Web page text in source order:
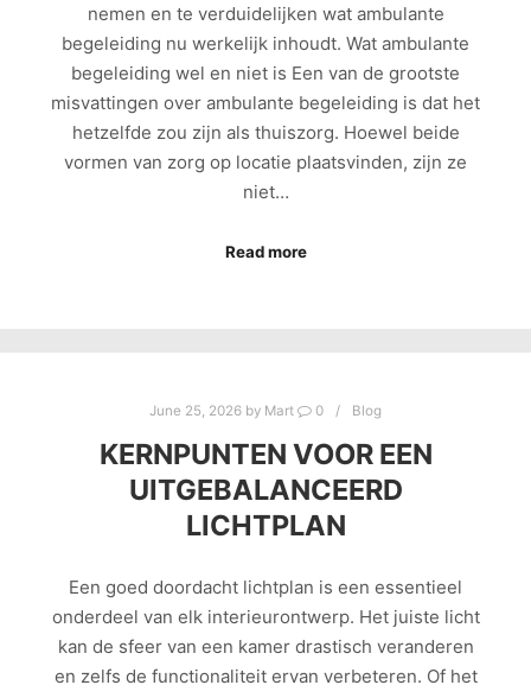
nemen en te verduidelijken wat ambulante
begeleiding nu werkelijk inhoudt. Wat ambulante
begeleiding wel en niet is Een van de grootste
misvattingen over ambulante begeleiding is dat het
hetzelfde zou zijn als thuiszorg. Hoewel beide
vormen van zorg op locatie plaatsvinden, zijn ze
niet…
Read more
June 25, 2026 by Mart 0 Blog
KERNPUNTEN VOOR EEN
UITGEBALANCEERD
LICHTPLAN
Een goed doordacht lichtplan is een essentieel
onderdeel van elk interieurontwerp. Het juiste licht
kan de sfeer van een kamer drastisch veranderen
en zelfs de functionaliteit ervan verbeteren. Of het